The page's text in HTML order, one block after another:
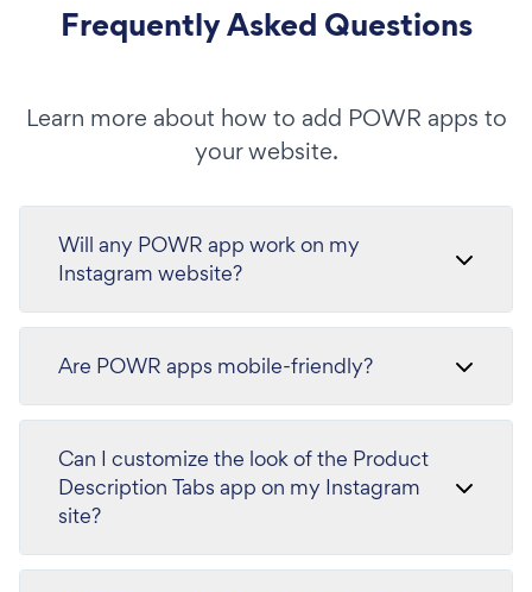
Frequently Asked Questions
Learn more about how to add POWR apps to
your website.
Will any POWR app work on my
Instagram website?
Are POWR apps mobile-friendly?
Can I customize the look of the Product
Description Tabs app on my Instagram
site?